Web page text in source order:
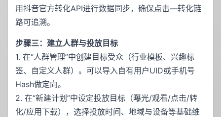
用抖音官方转化API进行数据同步，确保点击—转化链
路可追溯。
步骤三：建立人群与投放目标
1. 在“人群管理”中创建目标受众（行业模板、兴趣标
签、自定义人群）。可以导入自有用户UID或手机号
Hash做定向。
2. 在“新建计划”中设定投放目标（曝光/观看/点击/转
化/应用下载），选择投放时间、地域与设备等基础维